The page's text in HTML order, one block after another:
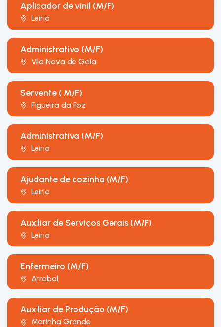
Aplicador de vinil (M/F)
Leiria
Administrativo (M/F)
Vila Nova de Gaia
Servente ( M/F)
Figueira da Foz
Administrativa (M/F)
Leiria
Ajudante de cozinha (M/F)
Leiria
Auxiliar de Serviços Gerais (M/F)
Leiria
Enfermeiro (M/F)
Arrabal
Auxiliar de Produção (M/F)
Marinha Grande